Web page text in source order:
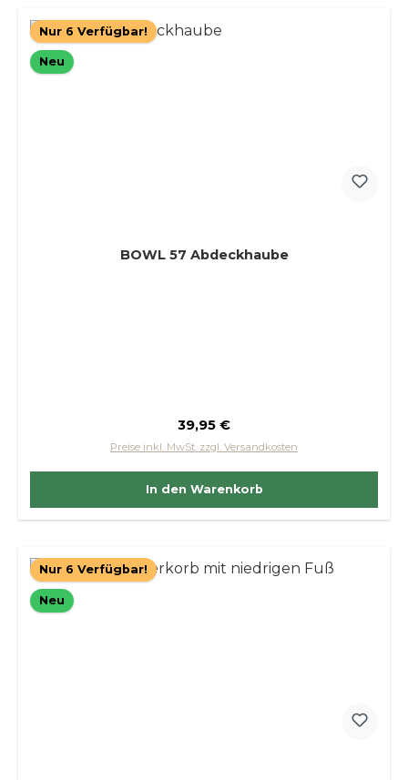
Nur 6 Verfügbar!
Neu
BOWL 57 Abdeckhaube
Regulärer Preis:
39,95 €
Preise inkl. MwSt. zzgl. Versandkosten
In den Warenkorb
Nur 6 Verfügbar!
Neu